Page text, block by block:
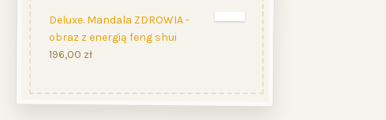
Deluxe. Mandala ZDROWIA -
obraz z energią feng shui
196,00 zł